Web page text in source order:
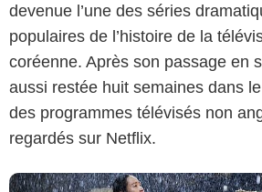
devenue l’une des séries
populaires de l’histoire de la
coréenne. Après son passage en
aussi restée huit semaines dans
des programmes télévisés non
regardés sur Netflix.